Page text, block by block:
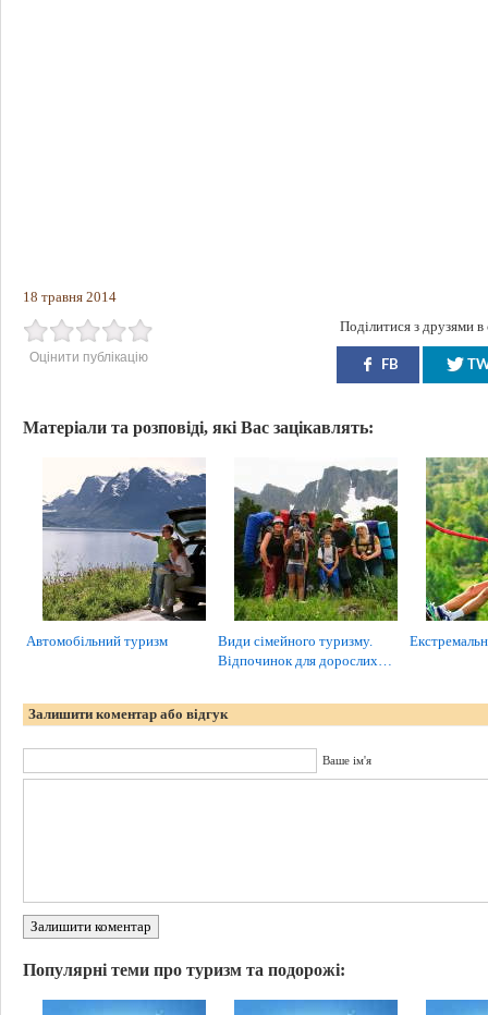
18 травня 2014
Оцінити публікацію
Поділитися з друзями
FB
Матеріали та розповіді, які Вас зацікавлять:
Автомобільний туризм
Види сімейного туризму.
Відпочинок для дорослих…
Залишити коментар або відгук
Ваше ім'я
Залишити коментар
Популярні теми про туризм та подорожі: